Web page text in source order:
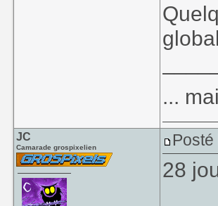
...
JC
Camarade grospixelien
28